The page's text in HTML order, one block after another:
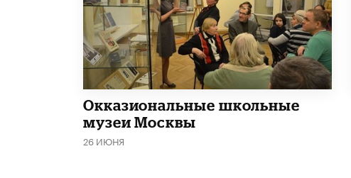
​Окказиональные школьные
музеи Москвы
26 ИЮНЯ